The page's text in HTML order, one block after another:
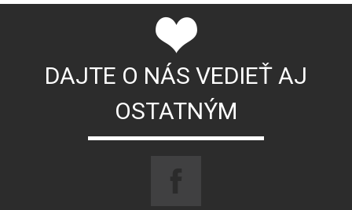
DAJTE O NÁS VEDIEŤ AJ
OSTATNÝM